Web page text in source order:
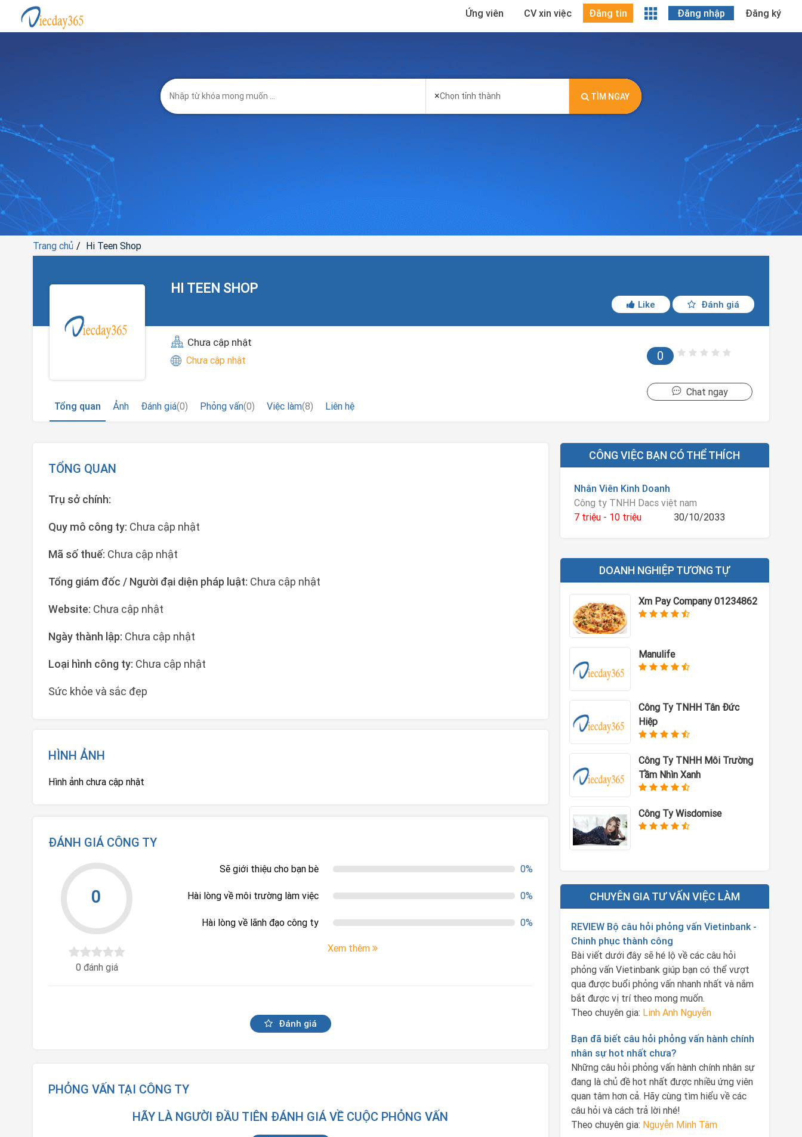
Ứng viên CV xin việc Đăng tin Đăng nhập Đăng ký
×Chọn tỉnh thành TÌM NGAY
Trang chủ Hi Teen Shop
HI TEEN SHOP
Like Đánh giá
0
Chưa cập nhật
Chưa cập nhật
Chat ngay
Tổng quan
Ảnh Đánh giá(0) Phỏng vấn(0) Việc làm(8) Liên hệ
TỔNG QUAN
Trụ sở chính:
Quy mô công ty: Chưa cập nhật
Mã số thuế: Chưa cập nhật
Tổng giám đốc / Người đại diện pháp luật: Chưa cập nhật
Website: Chưa cập nhật
Ngày thành lập: Chưa cập nhật
Loại hình công ty: Chưa cập nhật
Sức khỏe và sắc đẹp
HÌNH ẢNH
Hình ảnh chưa cập nhật
ĐÁNH GIÁ CÔNG TY
0
0 đánh giá
Sẽ giới thiệu cho bạn bè 0%
Hài lòng về môi trường làm việc 0%
Hài lòng về lãnh đạo công ty 0%
Xem thêm
Đánh giá
PHỎNG VẤN TẠI CÔNG TY
HÃY LÀ NGƯỜI ĐẦU TIÊN ĐÁNH GIÁ VỀ CUỘC PHỎNG VẤN
CÔNG VIỆC BẠN CÓ THỂ THÍCH
Nhân Viên Kinh Doanh
Công ty TNHH Dacs việt nam
7 triệu - 10 triệu
30/10/2033
DOANH NGHIỆP TƯƠNG TỰ
Xm Pay Company 01234862
Manulife
Công Ty TNHH Tân Đức
Hiệp
Công Ty TNHH Môi Trường
Tầm Nhìn Xanh
Công Ty Wisdomise
CHUYÊN GIA TƯ VẤN VIỆC LÀM
REVIEW Bộ câu hỏi phỏng vấn Vietinbank -
Chinh phục thành công
Bài viết dưới đây sẽ hé lộ về các câu hỏi
phỏng vấn Vietinbank giúp bạn có thể vượt
qua được buổi phỏng vấn nhanh nhất và nắm
bắt được vị trí theo mong muốn.
Theo chuyên gia: Linh Anh Nguyễn
Bạn đã biết câu hỏi phỏng vấn hành chính
nhân sự hot nhất chưa?
Những câu hỏi phỏng vấn hành chính nhân sự
đang là chủ đề hot nhất được nhiều ứng viên
quan tâm hơn cả. Hãy cùng tìm hiểu về các
câu hỏi và cách trả lời nhé!
Theo chuyên gia: Nguyễn Minh Tâm